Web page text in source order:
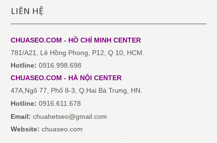
LIÊN HỆ
CHUASEO.COM - HỒ CHÍ MINHCENTER
781/A21, Lê Hồng Phong, P12, Q 10, HCM.
Hotline: 0916.998.698
CHUASEO.COM - HÀ NỘICENTER
47A,Ngõ 77, Phố 8-3, Q.Hai Bà Trưng, HN.
Hotline: 0916.611.678
Email:chuahetseo@gmail.com
Website: chuaseo.com